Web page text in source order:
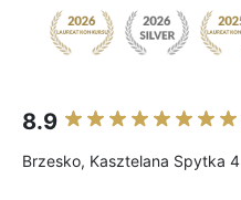
8.9
Brzesko, Kasztelana Spytka 4